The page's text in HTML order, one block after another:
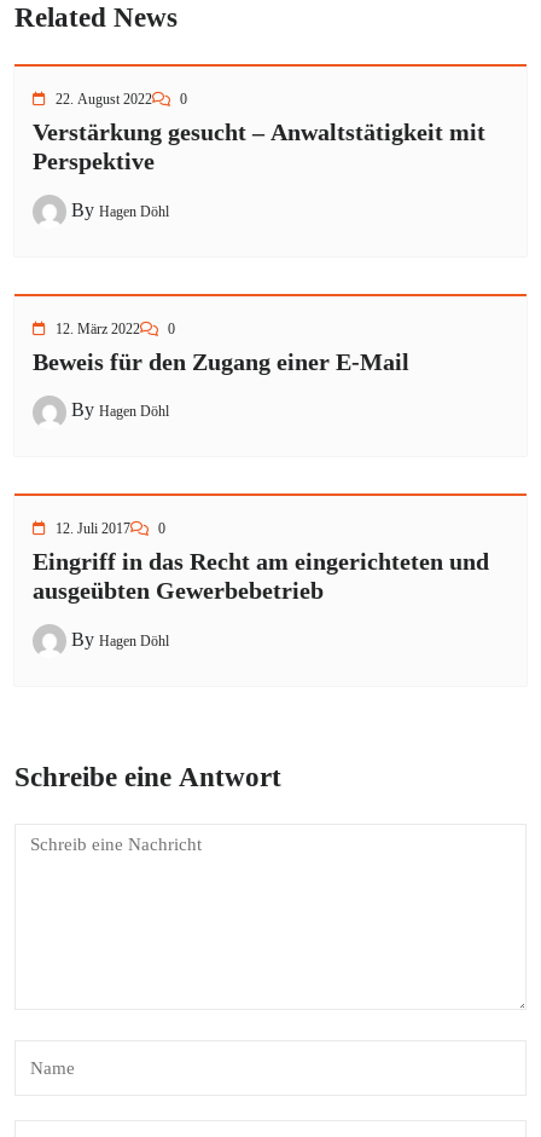
Related News
22. August 2022 0
Verstärkung gesucht – Anwaltstätigkeit mit
Perspektive
By Hagen Döhl
12. März 2022 0
Beweis für den Zugang einer E-Mail
By Hagen Döhl
12. Juli 2017 0
Eingriff in das Recht am eingerichteten und
ausgeübten Gewerbebetrieb
By Hagen Döhl
Schreibe eine Antwort